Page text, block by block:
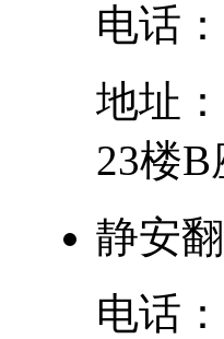
电话：
地址：
23楼B
静安
电话：